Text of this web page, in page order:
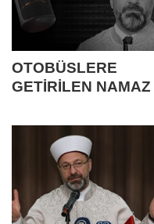
OTOBÜSLERE
GETİRİLEN NAMAZ